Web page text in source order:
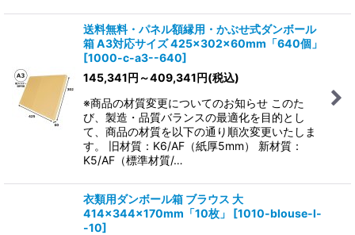
送料無料・パネル額縁用・かぶせ式ダンボール
箱 A3対応サイズ 425×302×60mm「640個」
[1000-c-a3--640]
145,341円 ～409,341円(税込)
※商品の材質変更についてのお知らせ このた
び、製造・品質バランスの最適化を目的とし
て、商品の材質を以下の通り順次変更いたしま
す。 旧材質：K6/AF（紙厚5mm） 新材質：
K5/AF（標準材質/…
衣類用ダンボール箱 ブラウス 大
414×344×170mm「10枚」
[1010-blouse-l-
-10]